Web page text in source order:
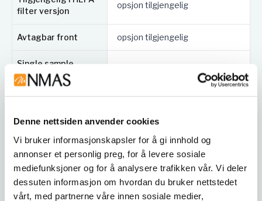
Denne nettsiden anvender cookies
Vi bruker informasjonskapsler for å gi innhold og
annonser et personlig preg, for å levere sosiale
mediefunksjoner og for å analysere trafikken vår. Vi deler
dessuten informasjon om hvordan du bruker nettstedet
vårt, med partnerne våre innen sosiale medier,
filter versjon
opsjon tilgjengelig
Avtagbar front opsjon tilgjengelig
Single sample
entery
Datalogging opsjon tilgjengelig
Ekstra
avlesningslampe
opsjon tilgjengelig
Automatisk avfukter Inkludert